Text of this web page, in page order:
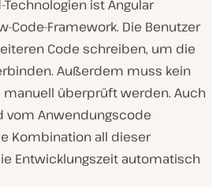
ist Angular
Code-Framework. Die Benutzer
Code schreiben, um die
Außerdem muss kein
manuell überprüft werden. Auch
vom Anwendungscode
Kombination all dieser
Entwicklungszeit automatisch